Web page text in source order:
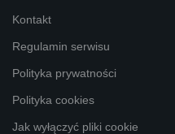
Kontakt
Regulamin serwisu
Polityka prywatności
Polityka cookies
Jak wyłączyć pliki cookie